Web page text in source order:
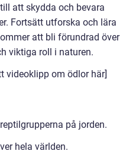
att skydda och bevara
Fortsätt utforska och lära
att bli förundrad över
viktiga roll i naturen.
videoklipp om ödlor här]
på jorden.
hela världen.